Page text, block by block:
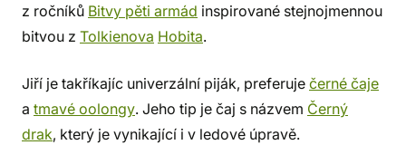
z ročníků Bitvy pěti armád inspirované stejnojmennou
bitvou z Tolkienova Hobita.
Jiří je takříkajíc univerzální piják, preferuje černé čaje
a tmavé oolongy. Jeho tip je čaj s názvem Černý
drak, který je vynikající i v ledové úpravě.